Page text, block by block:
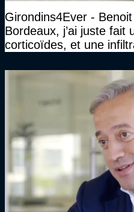
Girondins4Ever -
Bordeaux, j’ai juste fait
corticoïdes, et une